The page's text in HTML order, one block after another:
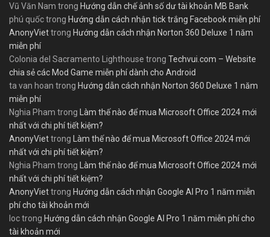
Vũ Văn Nam trong Hướng dẫn chế ảnh số dư tài khoản MB Bank
phú quốctrong Hướng dẫn cách nhận tick trắng Facebook miễn phí
AnonyViettrong Hướng dẫn cách nhận Norton 360 Deluxe 1 năm
miễn phí
Colonia del Sacramento Lighthouse trong Techvui.com – Website
chia sẻ các Mod Game miễn phí dành cho Android
ta van hoan trong Hướng dẫn cách nhận Norton 360 Deluxe 1 năm
miễn phí
Nghia Pham trong
Làm thế nào để mua Microsoft Office 2024 mới
nhất với chi phí tiết kiệm?
AnonyViettrong
Làm thế nào để mua Microsoft Office 2024 mới
nhất với chi phí tiết kiệm?
Nghia Pham trong
Làm thế nào để mua Microsoft Office 2024 mới
nhất với chi phí tiết kiệm?
AnonyViettrong Hướng dẫn cách nhận Google AI Pro 1 năm miễn
phí cho tài khoản mới
loctrong Hướng dẫn cách nhận Google AI Pro 1 năm miễn phí cho
tài khoản mới